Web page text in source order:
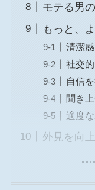
モテる男
もっと、
清潔
社交
自信
聞き
適度
外見を向